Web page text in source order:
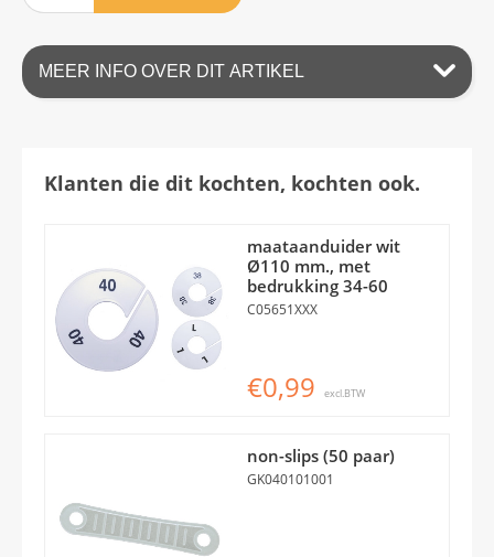
MEER INFO OVER DIT ARTIKEL
Klanten die dit kochten, kochten ook.
maataanduider wit
Ø110 mm., met
bedrukking 34-60
C05651XXX
€0,99 excl.BTW
non-slips (50 paar)
GK040101001